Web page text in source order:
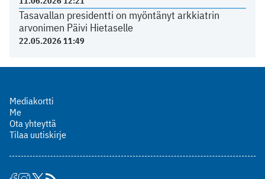
Tasavallan presidentti on myöntänyt arkkiatrin
arvonimen Päivi Hietaselle
22.05.2026 11:49
Mediakortti
Me
Ota yhteyttä
Tilaa uutiskirje